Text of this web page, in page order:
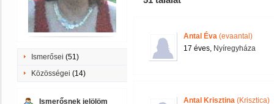
Ismerősei (51)
Közösségei (14)
Ismerősnek jelölöm
Antal Éva (evaantal)
17 éves, Nyíregyháza
Antal Krisztina (Krisztica)